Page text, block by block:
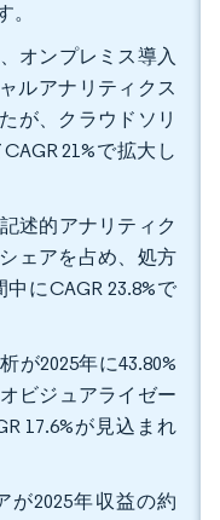
。
オンプレミス導入
ルアナリティクス
が、クラウドソリ
21%で拡大し
述的アナリティク
ェアを占め、処方
にCAGR 23.8%で
が2025年に43.80%
ビジュアライゼー
17.6%が見込まれ
が2025年収益の約